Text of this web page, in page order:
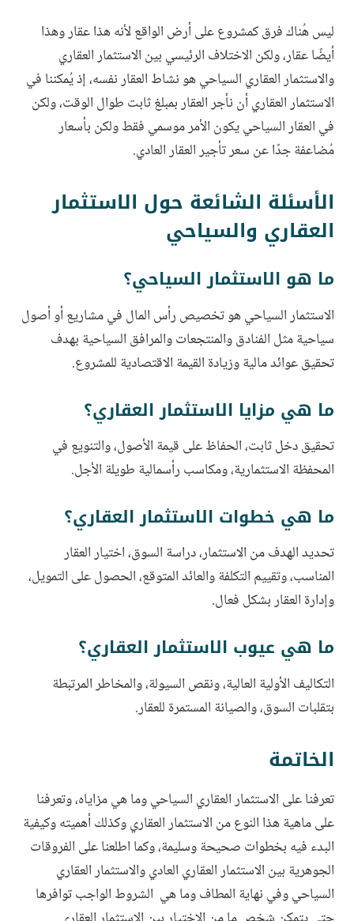
ليس هُناك فرق كمشروع على أرض الواقع لأنه هذا عقار وهذا
أيضًا عقار، ولكن الاختلاف الرئيسي بين الاستثمار العقاري
والاستثمار العقاري السياحي هو نشاط العقار نفسه، إذ يُمكننا في
الاستثمار العقاري أن نأجر العقار بمبلغ ثابت طوال الوقت، ولكن
في العقار السياحي يكون الأمر موسمي فقط ولكن بأسعار
مُضاعفة جدًا عن سعر تأجير العقار العادي.
الأسئلة الشائعة حول الاستثمار
العقاري والسياحي
ما هو الاستثمار السياحي؟
الاستثمار السياحي هو تخصيص رأس المال في مشاريع أو أصول
سياحية مثل الفنادق والمنتجعات والمرافق السياحية بهدف
تحقيق عوائد مالية وزيادة القيمة الاقتصادية للمشروع.
ما هي مزايا الاستثمار العقاري؟
تحقيق دخل ثابت، الحفاظ على قيمة الأصول، والتنويع في
المحفظة الاستثمارية، ومكاسب رأسمالية طويلة الأجل.
ما هي خطوات الاستثمار العقاري؟
تحديد الهدف من الاستثمار، دراسة السوق، اختيار العقار
المناسب، وتقييم التكلفة والعائد المتوقع، الحصول على التمويل،
وإدارة العقار بشكل فعال.
ما هي عيوب الاستثمار العقاري؟
التكاليف الأولية العالية، ونقص السيولة، والمخاطر المرتبطة
بتقلبات السوق، والصيانة المستمرة للعقار.
الخاتمة
تعرفنا على الاستثمار العقاري السياحي وما هي مزاياه، وتعرفنا
على ماهية هذا النوع من الاستثمار العقاري وكذلك أهميته وكيفية
البدء فيه بخطوات صحيحة وسليمة، وكما اطلعنا على الفروقات
الجوهرية بين الاستثمار العقاري العادي والاستثمار العقاري
السياحي وفي نهاية المطاف وما هي الشروط الواجب توافرها